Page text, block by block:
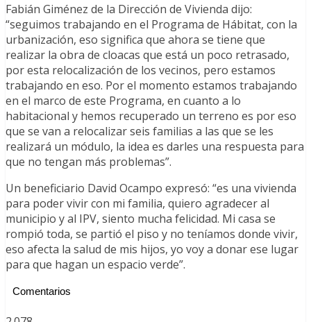
Fabián Giménez de la Dirección de Vivienda dijo:
“seguimos trabajando en el Programa de Hábitat, con la
urbanización, eso significa que ahora se tiene que
realizar la obra de cloacas que está un poco retrasado,
por esta relocalización de los vecinos, pero estamos
trabajando en eso. Por el momento estamos trabajando
en el marco de este Programa, en cuanto a lo
habitacional y hemos recuperado un terreno es por eso
que se van a relocalizar seis familias a las que se les
realizará un módulo, la idea es darles una respuesta para
que no tengan más problemas”.
Un beneficiario David Ocampo expresó: “es una vivienda
para poder vivir con mi familia, quiero agradecer al
municipio y al IPV, siento mucha felicidad. Mi casa se
rompió toda, se partió el piso y no teníamos donde vivir,
eso afecta la salud de mis hijos, yo voy a donar ese lugar
para que hagan un espacio verde”.
Comentarios